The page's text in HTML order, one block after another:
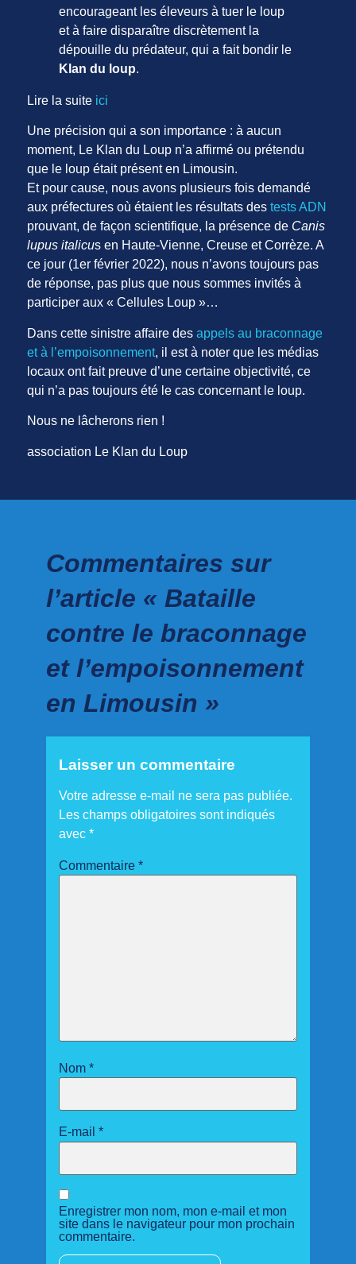
encourageant les éleveurs à tuer le loup
et à faire disparaître discrètement la
dépouille du prédateur, qui a fait bondir le
Klan du loup.
Lire la suite ici
Une précision qui a son importance : à aucun
moment, Le Klan du Loup n’a affirmé ou prétendu
que le loup était présent en Limousin.
Et pour cause, nous avons plusieurs fois demandé
aux préfectures où étaient les résultats destests ADN
prouvant, de façon scientifique, la présence de Canis
lupus italicus en Haute-Vienne, Creuse et Corrèze. A
ce jour (1er février 2022), nous n’avons toujours pas
de réponse, pas plus que nous sommes invités à
participer aux « Cellules Loup »…
Dans cette sinistre affaire desappels au braconnage
et à l’empoisonnement, il est à noter que les médias
locaux ont fait preuve d’une certaine objectivité, ce
qui n’a pas toujours été le cas concernant le loup.
Nous ne lâcherons rien !
association Le Klan du Loup
Commentaires sur
l’article « Bataille
contre le braconnage
et l’empoisonnement
en Limousin »
Laisser un commentaire
Votre adresse e-mail ne sera pas publiée.
Les champs obligatoires sont indiqués
avec *
Commentaire *
Nom *
E-mail *
Enregistrer mon nom, mon e-mail et mon
site dans le navigateur pour mon prochain
commentaire.